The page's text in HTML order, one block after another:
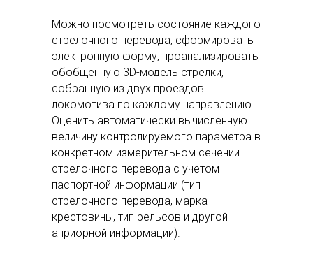
Можно посмотреть состояние каждого
стрелочного перевода, сформировать
электронную форму, проанализировать
обобщенную 3D-модель стрелки,
собранную из двух проездов
локомотива по каждому направлению.
Оценить автоматически вычисленную
величину контролируемого параметра в
конкретном измерительном сечении
стрелочного перевода с учетом
паспортной информации (тип
стрелочного перевода, марка
крестовины, тип рельсов и другой
априорной информации).